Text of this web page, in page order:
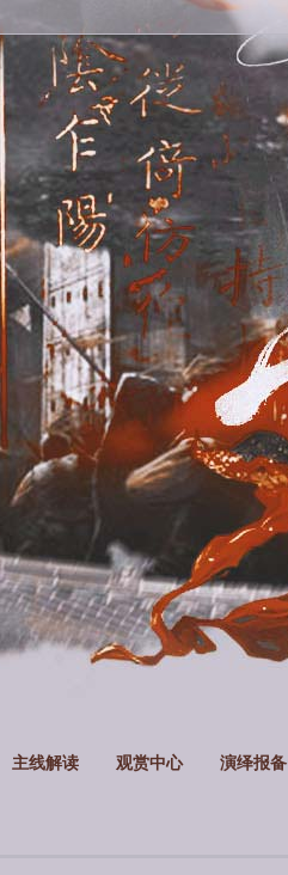
主线解读 观赏中心 演绎报备